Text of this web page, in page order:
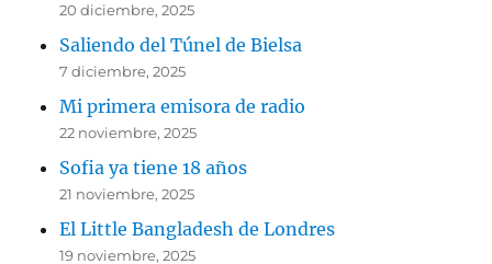
20 diciembre, 2025
Saliendo del Túnel de Bielsa
7 diciembre, 2025
Mi primera emisora de radio
22 noviembre, 2025
Sofia ya tiene 18 años
21 noviembre, 2025
El Little Bangladesh de Londres
19 noviembre, 2025